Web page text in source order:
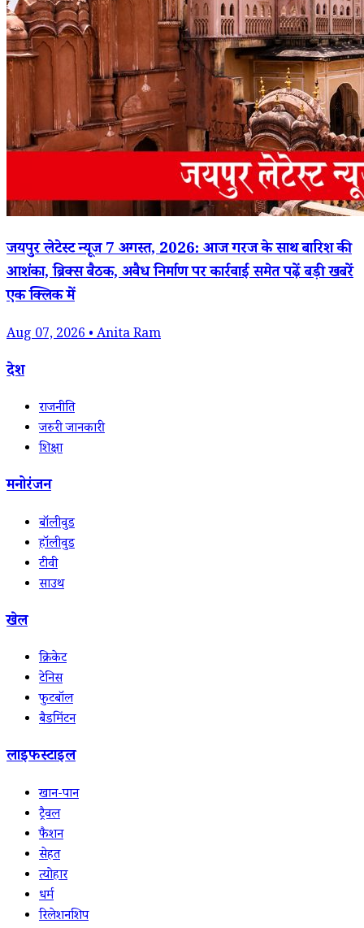
जयपुर लेटेस्ट न्यूज 7 अगस्त, 2026: आज गरज के साथ बारिश की
आशंका, ब्रिक्स बैठक, अवैध निर्माण पर कार्रवाई समेत पढ़ें बड़ी खबरें
एक क्लिक में
Aug 07, 2026 • Anita Ram
देश
राजनीति
जरुरी जानकारी
शिक्षा
मनोरंजन
बॉलीवुड
हॉलीवुड
टीवी
साउथ
खेल
क्रिकेट
टेनिस
फुटबॉल
बैडमिंटन
लाइफस्टाइल
खान-पान
ट्रैवल
फैशन
सेहत
त्योहार
धर्म
रिलेशनशिप